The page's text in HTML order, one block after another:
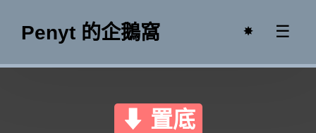
Penyt 的企鵝窩 ✸ ☰
⬇ 置底